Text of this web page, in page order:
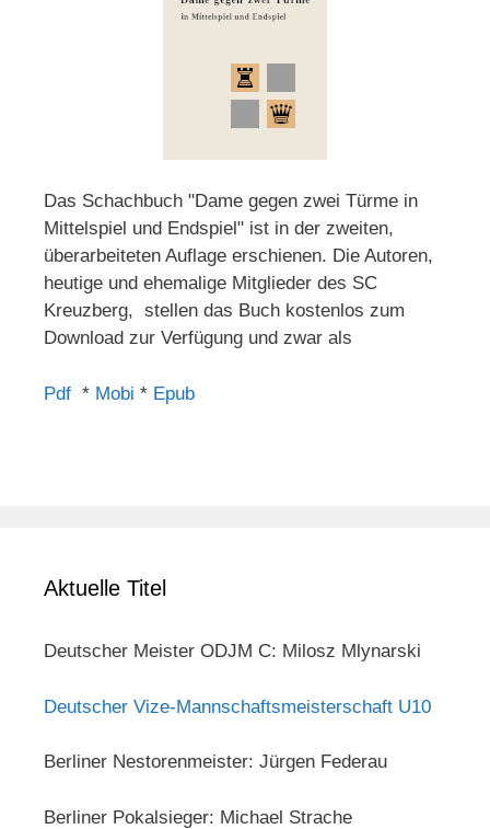
Das Schachbuch "Dame gegen zwei Türme in
Mittelspiel und Endspiel" ist in der zweiten,
überarbeiteten Auflage erschienen. Die Autoren,
heutige und ehemalige Mitglieder des SC
Kreuzberg, stellen das Buch kostenlos zum
Download zur Verfügung und zwar als
Pdf * Mobi * Epub
Aktuelle Titel
Deutscher Meister ODJM C: Milosz Mlynarski
Deutscher Vize-Mannschaftsmeisterschaft U10
Berliner Nestorenmeister: Jürgen Federau
Berliner Pokalsieger: Michael Strache